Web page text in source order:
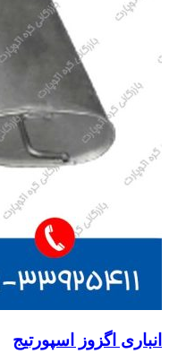
انباری اگزوز اسپورتیج